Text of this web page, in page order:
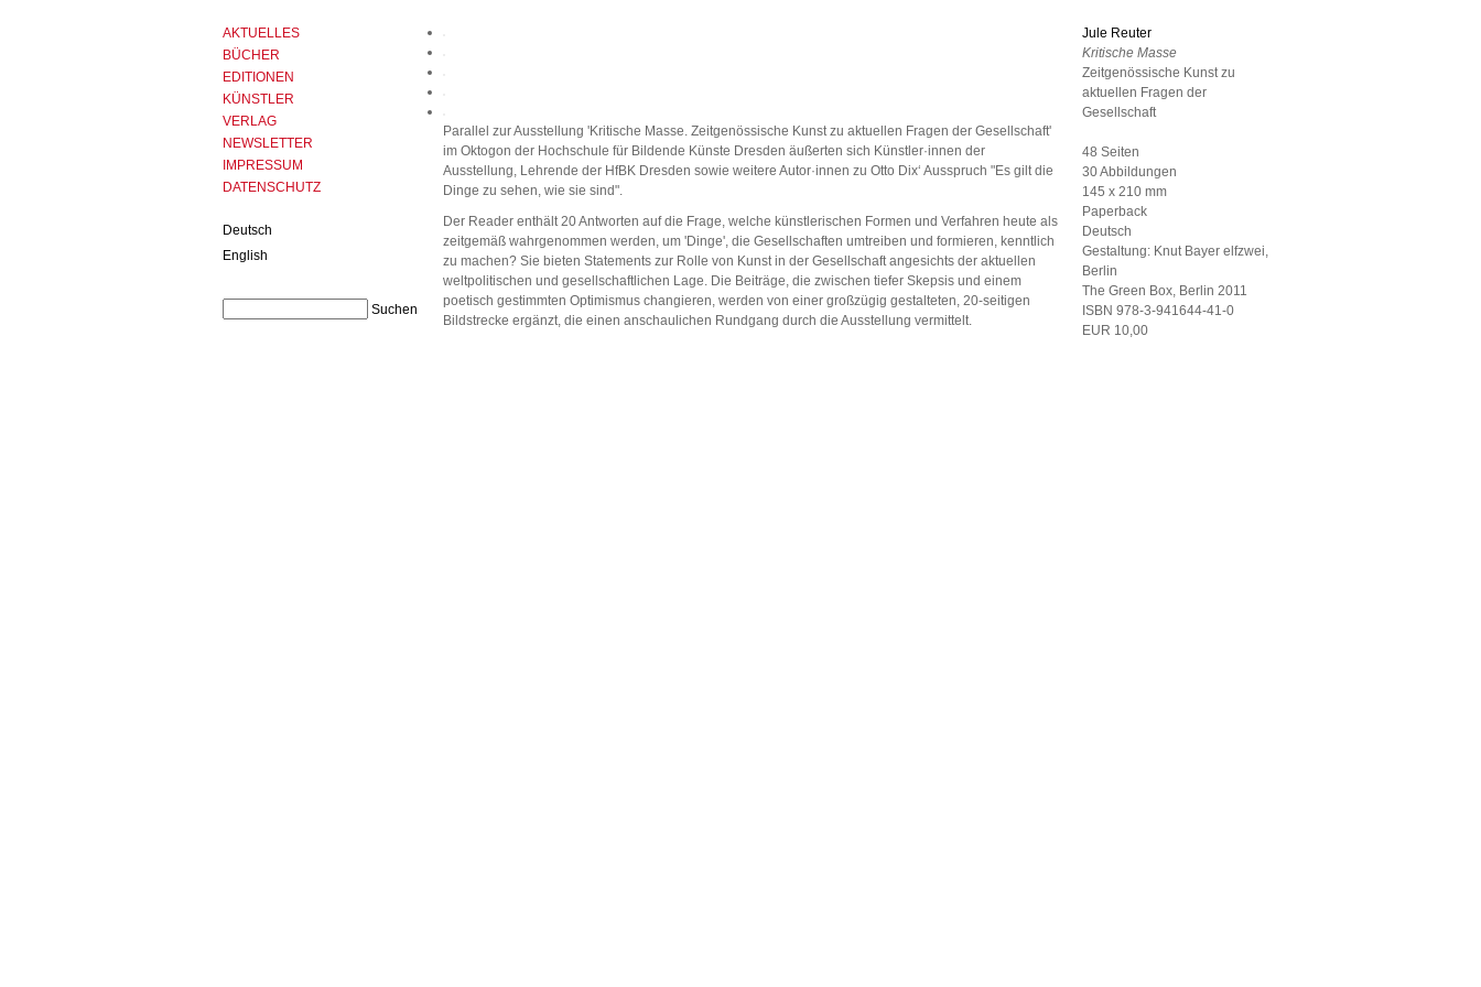
Parallel zur Ausstellung 'Kritische Masse. Zeitgenössische Kunst zu aktuellen Fragen der Gesellschaft'
im Oktogon der Hochschule für Bildende Künste Dresden äußerten sich Künstler·innen der
Ausstellung, Lehrende der HfBK Dresden sowie weitere Autor·innen zu Otto Dix‘ Ausspruch "Es gilt die
Dinge zu sehen, wie sie sind".
Der Reader enthält 20 Antworten auf die Frage, welche künstlerischen Formen und Verfahren heute als
zeitgemäß wahrgenommen werden, um 'Dinge', die Gesellschaften umtreiben und formieren, kenntlich
zu machen? Sie bieten Statements zur Rolle von Kunst in der Gesellschaft angesichts der aktuellen
weltpolitischen und gesellschaftlichen Lage. Die Beiträge, die zwischen tiefer Skepsis und einem
poetisch gestimmten Optimismus changieren, werden von einer großzügig gestalteten, 20-seitigen
Bildstrecke ergänzt, die einen anschaulichen Rundgang durch die Ausstellung vermittelt.
AKTUELLES
BÜCHER
EDITIONEN
KÜNSTLER
VERLAG
NEWSLETTER
IMPRESSUM
DATENSCHUTZ
Deutsch
English
Jule Reuter
Kritische Masse
Zeitgenössische Kunst zu
aktuellen Fragen der
Gesellschaft
48 Seiten
30 Abbildungen
145 x 210 mm
Paperback
Deutsch
Gestaltung: Knut Bayer elfzwei,
Berlin
The Green Box, Berlin 2011
ISBN 978-3-941644-41-0
EUR 10,00